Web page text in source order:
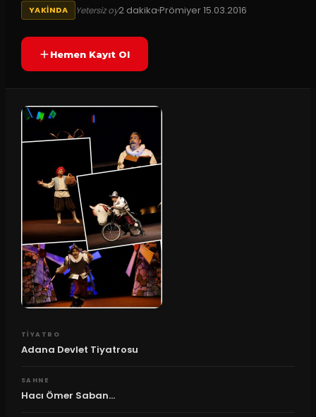
YAKINDA Yetersiz oy2 dakikaPrömiyer15.03.2016
Hemen Kayıt Ol
TIYATRO
Adana Devlet Tiyatrosu
SAHNE
Hacı Ömer Saban...